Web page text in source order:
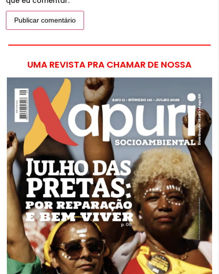
UMA REVISTA PRA CHAMAR DE NOSSA